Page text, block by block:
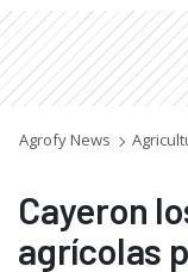
Agrofy News
Cayeron
agrícolas